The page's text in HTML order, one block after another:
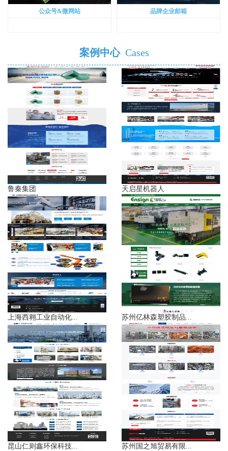
公众号&微网站 品牌企业邮箱
案例中心 Cases
鲁秦集团 天启星机器人
上海西翱工业自动化... 苏州亿林森塑胶制品...
昆山仁则鑫环保科技... 苏州国之旭贸易有限...